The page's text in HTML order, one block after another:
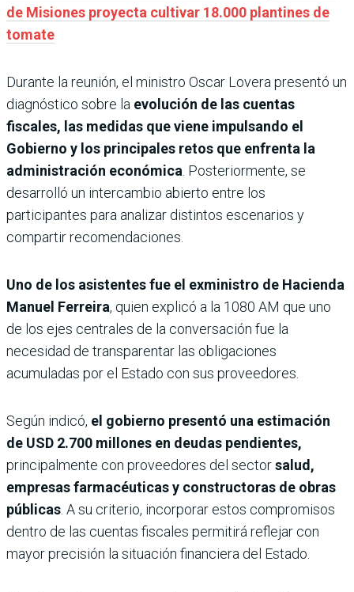
de Misiones proyecta cultivar 18.000 plantines de
tomate
Durante la reunión, el ministro Oscar Lovera presentó un
diagnóstico sobre la evolución de las cuentas
fiscales, las medidas que viene impulsando el
Gobierno y los principales retos que enfrenta la
administración económica. Posteriormente, se
desarrolló un intercambio abierto entre los
participantes para analizar distintos escenarios y
compartir recomendaciones.
Uno de los asistentes fue el exministro de Hacienda
Manuel Ferreira, quien explicó a la 1080 AM que uno
de los ejes centrales de la conversación fue la
necesidad de transparentar las obligaciones
acumuladas por el Estado con sus proveedores.
Según indicó, el gobierno presentó una estimación
de USD 2.700 millones en deudas pendientes,
principalmente con proveedores del sectorsalud,
empresas farmacéuticas y constructoras de obras
públicas. A su criterio, incorporar estos compromisos
dentro de las cuentas fiscales permitirá reflejar con
mayor precisión la situación financiera del Estado.